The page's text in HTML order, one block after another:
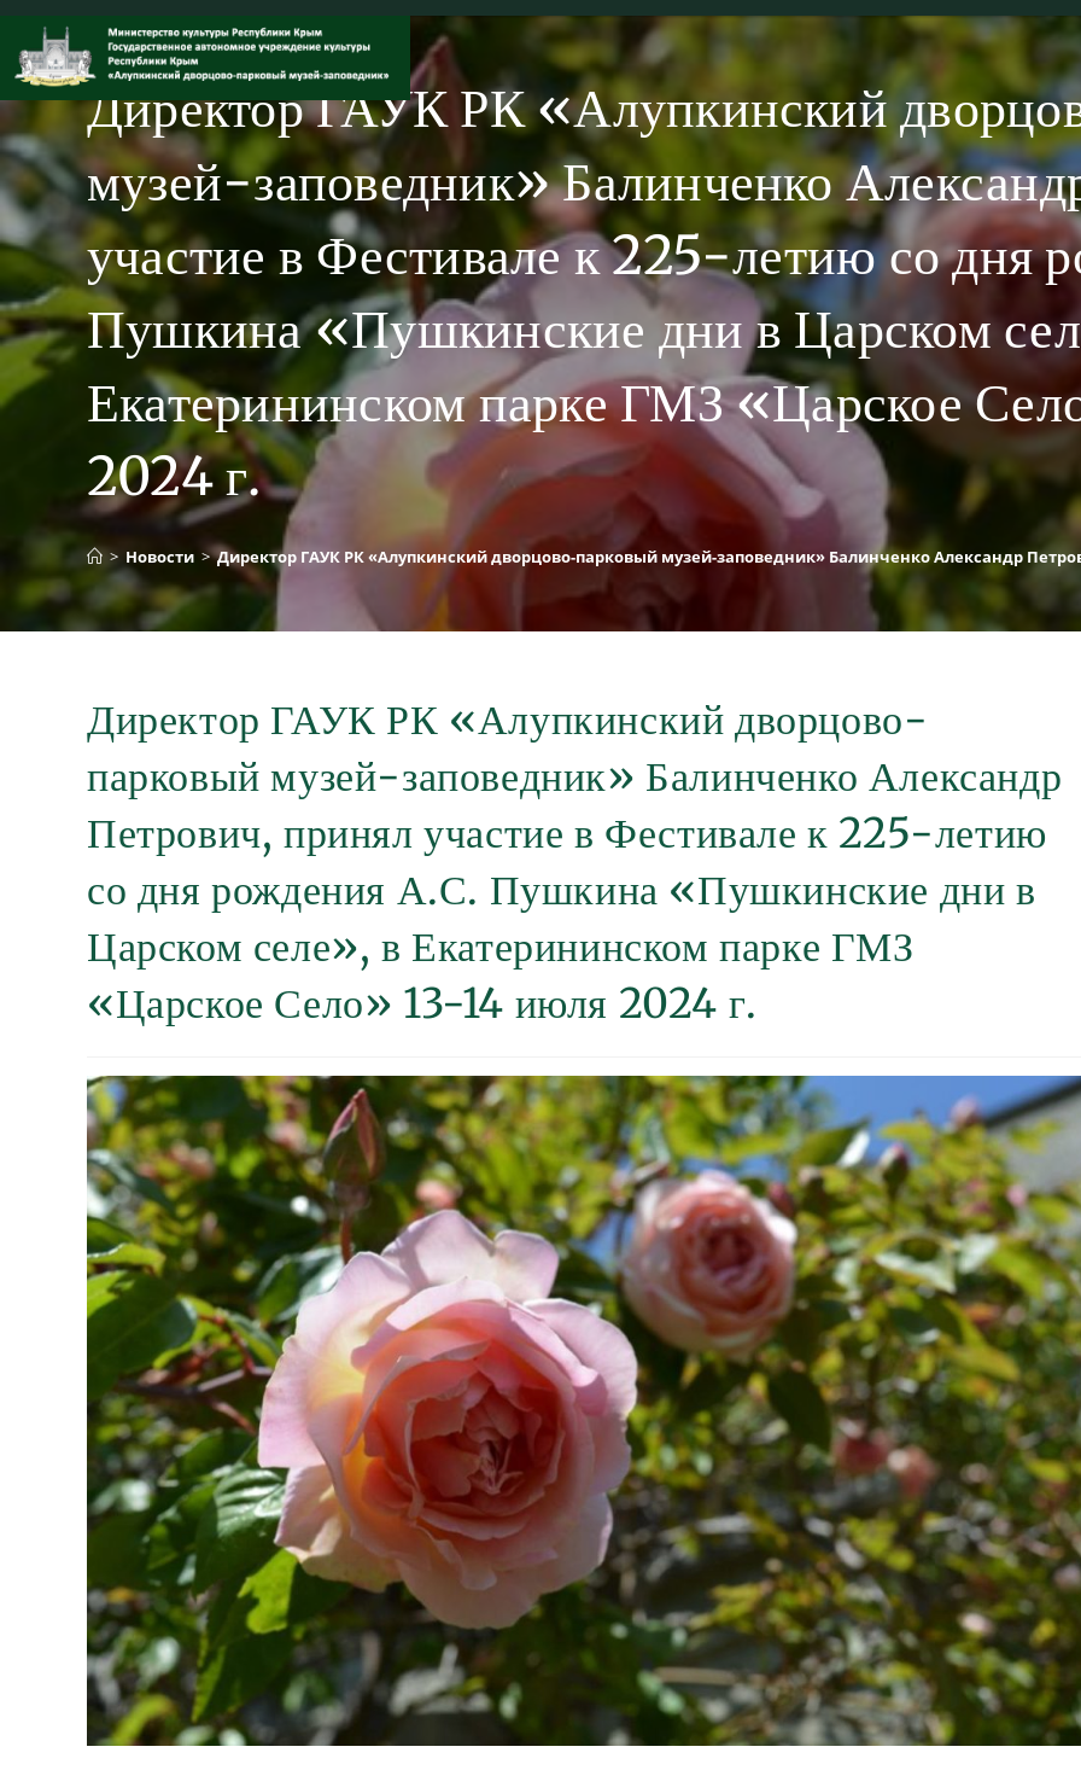
содержимому
Директор ГАУК РК «Алупкинский
музей-заповедник» Балинченко
участие в Фестивале к 225-летию со дня
Пушкина «Пушкинские дни в Царском
Екатерининском парке ГМЗ «Царское
2024 г.
> Новости > Директор ГАУК РК «Алупкинский дворцово-парковый музей-заповедник» Балинченко Александр
Директор ГАУК РК «Алупкинский дворцово-
парковый музей-заповедник» Балинченко Александр
Петрович, принял участие в Фестивале к 225-летию
со дня рождения А.С. Пушкина «Пушкинские дни в
Царском селе», в Екатерининском парке ГМЗ
«Царское Село» 13-14 июля 2024 г.